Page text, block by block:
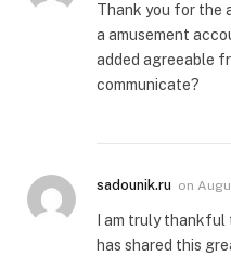
Thank you for the
a amusement
added agreeable
communicate?
sadounik.ru on
I am truly
has shared this